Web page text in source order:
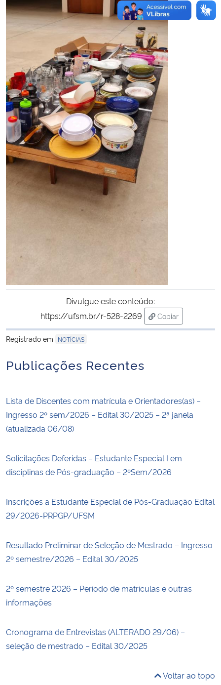
Divulgue este conteúdo:
https://ufsm.br/r-528-2269
Copiar
para área de
Registrado em
NOTÍCIAS
Publicações Recentes
Lista de Discentes com matrícula e Orientadores(as) –
Ingresso 2º sem/2026 – Edital 30/2025 – 2ª janela
(atualizada 06/08)
Solicitações Deferidas – Estudante Especial I em
disciplinas de Pós-graduação – 2ºSem/2026
Inscrições a Estudante Especial de Pós-Graduação Edital
29/2026-PRPGP/UFSM
Resultado Preliminar de Seleção de Mestrado – Ingresso
2º semestre/2026 – Edital 30/2025
2º semestre 2026 – Período de matrículas e outras
informações
Cronograma de Entrevistas (ALTERADO 29/06) –
seleção de mestrado – Edital 30/2025
Voltar ao topo